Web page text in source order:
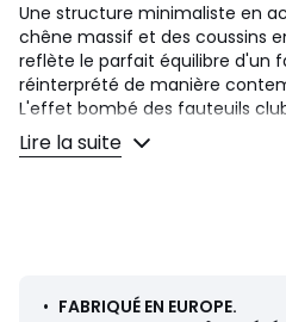
Une structure minimaliste en
chêne massif et des coussins
reflète le parfait équilibre d'un
réinterprété de manière
L'effet bombé des fauteuils
assure un maintien ferme mais
exclusive signée AMPM.
Description
Lire la suite
• FABRIQUÉ EN EUROPE.